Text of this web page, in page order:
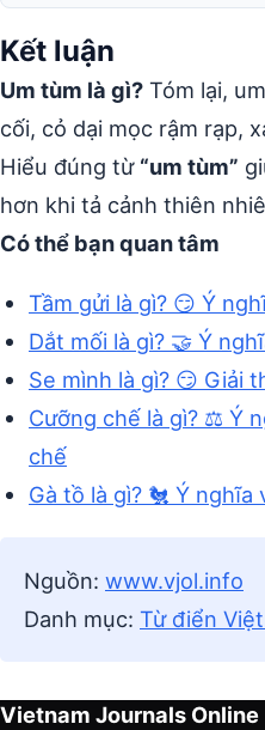
Kết luận
Um tùm là gì? Tóm lại,
cối, cỏ dại mọc rậm rạp,
Hiểu đúng từ “um tùm”
hơn khi tả cảnh thiên
Có thể bạn quan tâm
Tầm gửi là gì? 😏 Ý
Dắt mối là gì? 🤝 Ý
Se mình là gì? 😏 Giải
Cưỡng chế là gì? ⚖️ Ý
chế
Gà tồ là gì? 🐔 Ý nghĩa
Nguồn: www.vjol.info
Danh mục: Từ điển
Vietnam Journals Online